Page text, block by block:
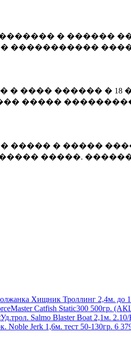
� ������
�����������
���� ������ � 18
�����
����� � �����
�����.
Хищник Троллинг 2,4м. до
Catfish Static300 500гр.
Noble Jerk 1,6м. тест 50-130гр. 6